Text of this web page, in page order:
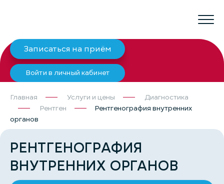
Записаться на приём
Войти в личный кабинет
Главная Услуги и цены
Диагностика
Рентген
Рентгенография внутренних
органов
РЕНТГЕНОГРАФИЯ
ВНУТРЕННИХ ОРГАНОВ